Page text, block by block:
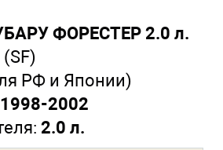
ФОРЕСТЕР 2.0 л.
(SF)
РФ и Японии)
1998-2002
2.0 л.